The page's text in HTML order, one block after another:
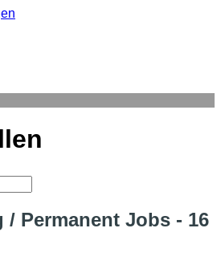
/ Permanent Jobs - 16